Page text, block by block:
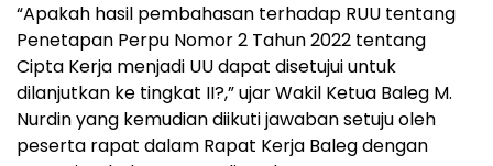
“Apakah hasil pembahasan terhadap RUU tentang
Penetapan Perpu Nomor 2 Tahun 2022 tentang
Cipta Kerja menjadi UU dapat disetujui untuk
dilanjutkan ke tingkat II?,” ujar Wakil Ketua Baleg M.
Nurdin yang kemudian diikuti jawaban setuju oleh
peserta rapat dalam Rapat Kerja Baleg dengan